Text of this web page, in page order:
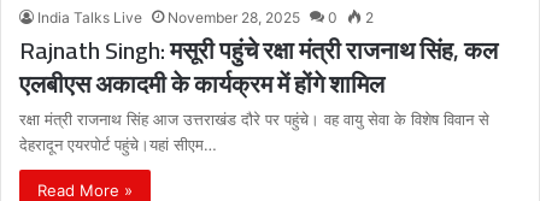
India Talks Live November 28, 2025 0 2
Rajnath Singh: मसूरी पहुंचे रक्षा मंत्री राजनाथ सिंह, कल
एलबीएस अकादमी के कार्यक्रम में होंगे शामिल
रक्षा मंत्री राजनाथ सिंह आज उत्तराखंड दौरे पर पहुंचे। वह वायु सेवा के विशेष विवान से
देहरादून एयरपोर्ट पहुंचे।यहां सीएम…
Read More »